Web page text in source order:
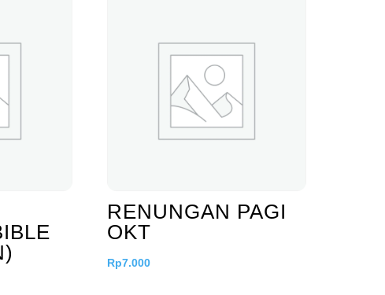
RENUNGAN PAGI
OKT
Rp7.000